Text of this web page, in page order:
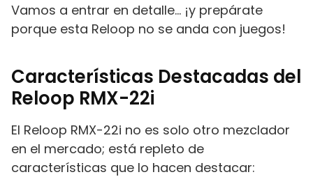
Vamos a entrar en detalle… ¡y prepárate
porque esta Reloop no se anda con juegos!
Características Destacadas del
Reloop RMX-22i
El Reloop RMX-22i no es solo otro mezclador
en el mercado; está repleto de
características que lo hacen destacar: